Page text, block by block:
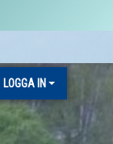
LOGGA IN